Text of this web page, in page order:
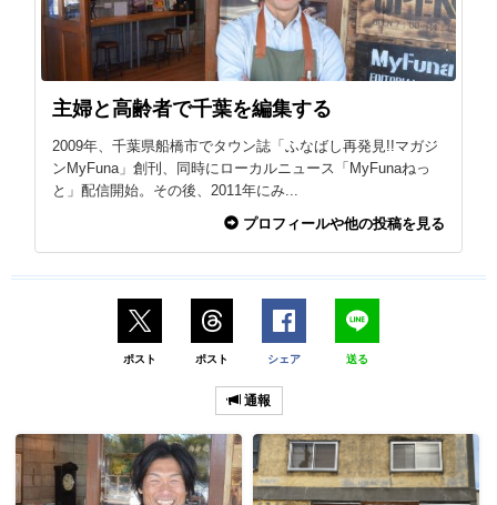
主婦と高齢者で千葉を編集する
2009年、千葉県船橋市でタウン誌「ふなばし再発見!!マガジ
ンMyFuna」創刊、同時にローカルニュース「MyFunaねっ
と」配信開始。その後、2011年にみ...
プロフィールや他の投稿を見る
ポスト ポスト シェア 送る
通報